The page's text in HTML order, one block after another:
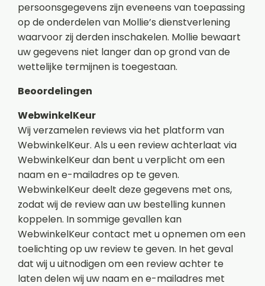
persoonsgegevens zijn eveneens van toepassing
op de onderdelen van Mollie’s dienstverlening
waarvoor zij derden inschakelen. Mollie bewaart
uw gegevens niet langer dan op grond van de
wettelijke termijnen is toegestaan.
Beoordelingen
WebwinkelKeur
Wij verzamelen reviews via het platform van
WebwinkelKeur. Als u een review achterlaat via
WebwinkelKeur dan bent u verplicht om een
naam en e-mailadres op te geven.
WebwinkelKeur deelt deze gegevens met ons,
zodat wij de review aan uw bestelling kunnen
koppelen. In sommige gevallen kan
WebwinkelKeur contact met u opnemen om een
toelichting op uw review te geven. In het geval
dat wij u uitnodigen om een review achter te
laten delen wij uw naam en e-mailadres met